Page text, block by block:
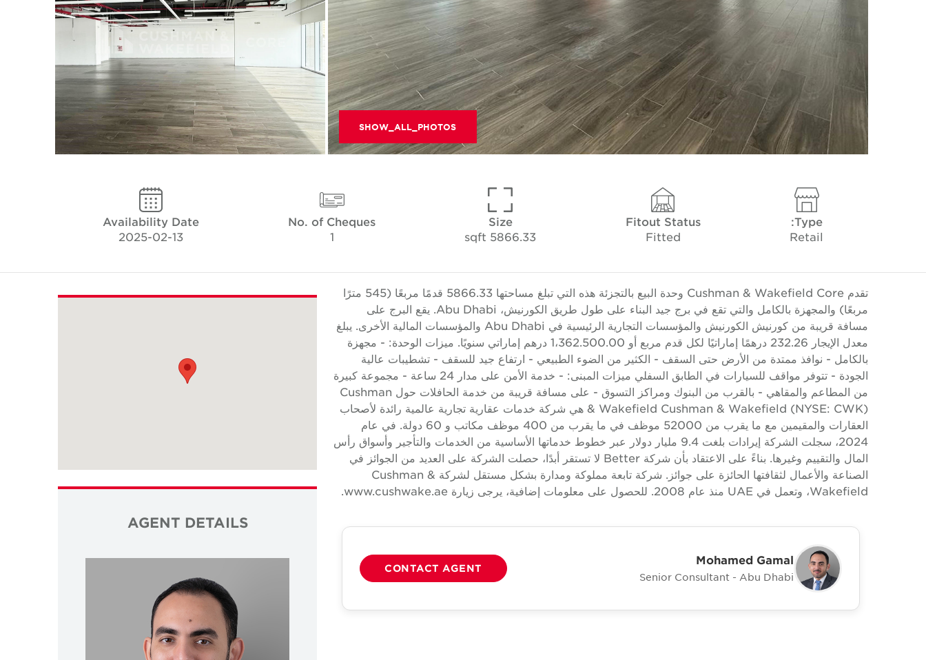
SHOW_ALL_PHOTOS
Type:
Retail
Fitout Status
Fitted
Size
5866.33 sqft
No. of Cheques
1
Availability Date
2025-02-13
تقدم Cushman & Wakefield Core وحدة البيع بالتجزئة هذه التي تبلغ مساحتها 5866.33 قدمًا مربعًا (545 مترًا
مربعًا) والمجهزة بالكامل والتي تقع في برج جيد البناء على طول طريق الكورنيش، Abu Dhabi. يقع البرج على
مسافة قريبة من كورنيش الكورنيش والمؤسسات التجارية الرئيسية في Abu Dhabi والمؤسسات المالية الأخرى. يبلغ
معدل الإيجار 232.26 درهمًا إماراتيًا لكل قدم مربع أو 1،362.500.00 درهم إماراتي سنويًا. ميزات الوحدة: - مجهزة
بالكامل - نوافذ ممتدة من الأرض حتى السقف - الكثير من الضوء الطبيعي - ارتفاع جيد للسقف - تشطيبات عالية
الجودة - تتوفر مواقف للسيارات في الطابق السفلي ميزات المبنى: - خدمة الأمن على مدار 24 ساعة - مجموعة كبيرة
من المطاعم والمقاهي - بالقرب من البنوك ومراكز التسوق - على مسافة قريبة من خدمة الحافلات حول Cushman
& Wakefield Cushman & Wakefield (NYSE: CWK) هي شركة خدمات عقارية تجارية عالمية رائدة لأصحاب
العقارات والمقيمين مع ما يقرب من 52000 موظف في ما يقرب من 400 موظف مكاتب و 60 دولة. في عام
2024، سجلت الشركة إيرادات بلغت 9.4 مليار دولار عبر خطوط خدماتها الأساسية من الخدمات والتأجير وأسواق رأس
المال والتقييم وغيرها. بناءً على الاعتقاد بأن شركة Better لا تستقر أبدًا، حصلت الشركة على العديد من الجوائز في
الصناعة والأعمال لثقافتها الحائزة على جوائز. شركة تابعة مملوكة ومدارة بشكل مستقل لشركة Cushman &
Wakefield، وتعمل في UAE منذ عام 2008. للحصول على معلومات إضافية، يرجى زيارة www.cushwake.ae.
Mohamed Gamal
Senior Consultant - Abu Dhabi
CONTACT AGENT
AGENT DETAILS